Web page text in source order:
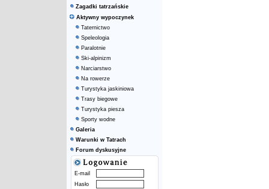
Zagadki tatrzańskie
Aktywny wypoczynek
Taternictwo
Speleologia
Paralotnie
Ski-alpinizm
Narciarstwo
Na rowerze
Turystyka jaskiniowa
Trasy biegowe
Turystyka piesza
Sporty wodne
Galeria
Warunki w Tatrach
Forum dyskusyjne
E-mail
Hasło